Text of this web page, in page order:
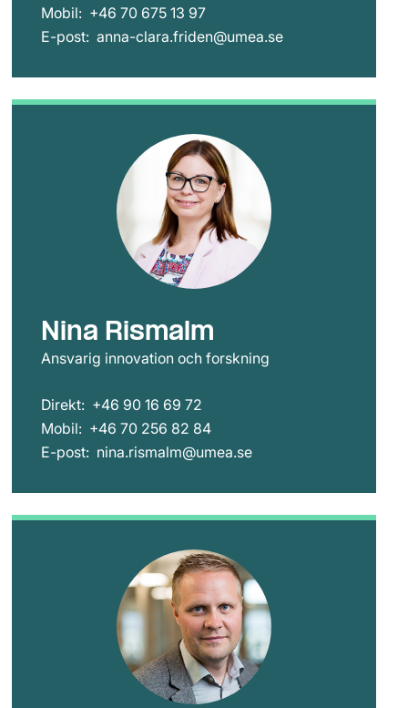
Mobil: +46 70 675 13 97
E-post: anna-clara.friden@umea.se
Nina Rismalm
Ansvarig innovation och forskning
Direkt: +46 90 16 69 72
Mobil: +46 70 256 82 84
E-post: nina.rismalm@umea.se